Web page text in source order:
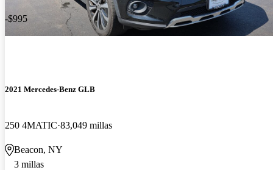
-$995
2021 Mercedes-Benz GLB
250 4MATIC 83,049 millas
Beacon, NY
3 millas